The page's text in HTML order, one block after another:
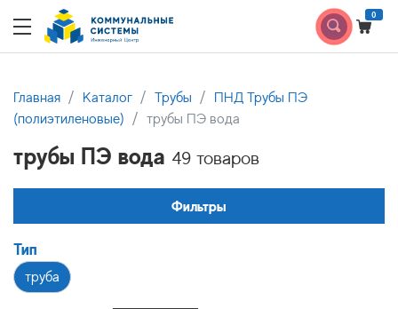
0
Главная Каталог Трубы
ПНД Трубы ПЭ
(полиэтиленовые)
трубы ПЭ вода
трубы ПЭ вода 49 товаров
Фильтры
Тип
труба